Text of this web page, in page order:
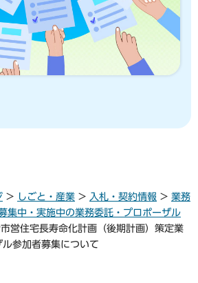
> しごと・産業 > 入札・契約情報 > 業務
集中・実施中の業務委託・プロポーザル
営住宅長寿命化計画（後期計画）策定業
参加者募集について